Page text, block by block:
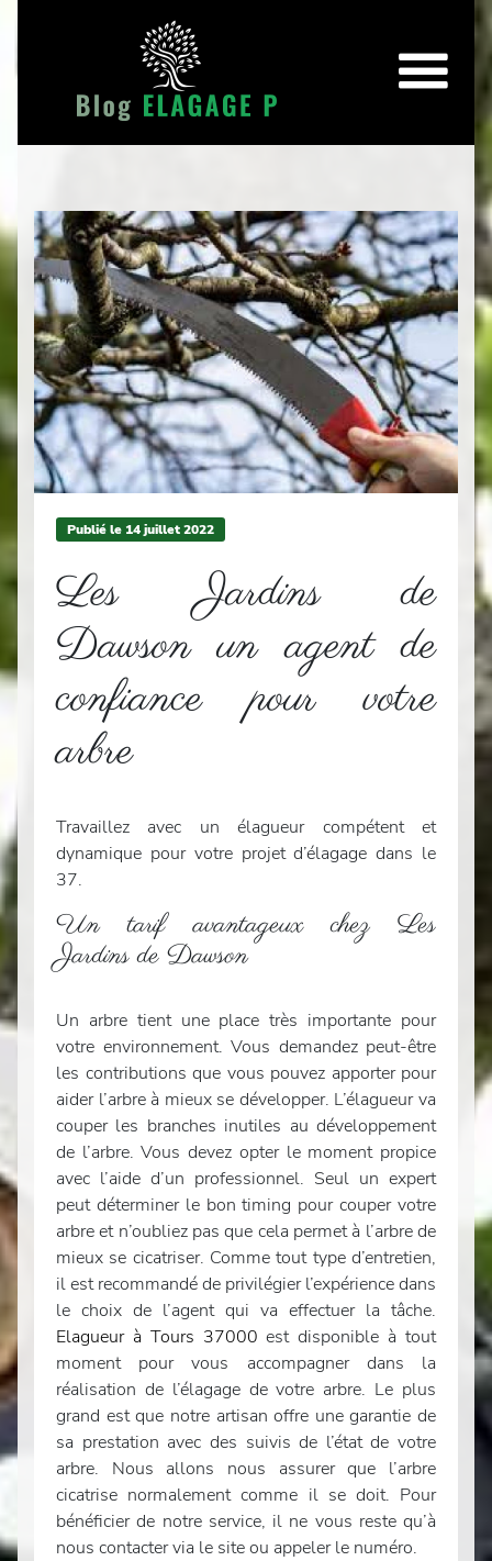
Publié le 14juillet 2022
Les Jardins de
Dawson un agent de
confiance pour votre
arbre
Travaillez avec un élagueur compétent et
dynamique pour votre projet d’élagage dans le
37.
Un tarif avantageux chez Les
Jardins de Dawson
Un arbre tient une place très importante pour
votre environnement. Vous demandez peut-être
les contributions que vous pouvez apporter pour
aider l’arbre à mieux se développer. L’élagueur va
couper les branches inutiles au développement
de l’arbre. Vous devez opter le moment propice
avec l’aide d’un professionnel. Seul un expert
peut déterminer le bon timing pour couper votre
arbre et n’oubliez pas que cela permet à l’arbre de
mieux se cicatriser. Comme tout type d’entretien,
il est recommandé de privilégier l’expérience dans
le choix de l’agent qui va effectuer la tâche.
Elagueur à Tours 37000 est disponible à tout
moment pour vous accompagner dans la
réalisation de l’élagage de votre arbre. Le plus
grand est que notre artisan offre une garantie de
sa prestation avec des suivis de l’état de votre
arbre. Nous allons nous assurer que l’arbre
cicatrise normalement comme il se doit. Pour
bénéficier de notre service, il ne vous reste qu’à
nous contacter via le site ou appeler le numéro.